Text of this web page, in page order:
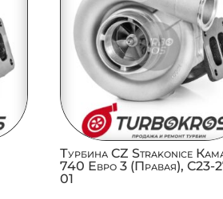
Турбина CZ Strakonice
740 Евро 3 (Правая), C23-
01